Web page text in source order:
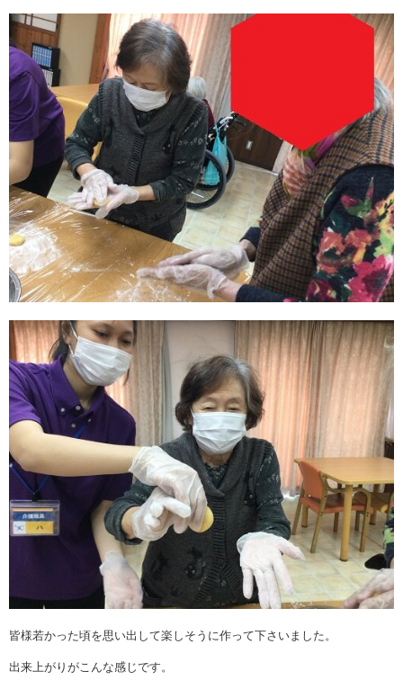
皆様若かった頃を思い出して楽しそうに作って下さいました。
出来上がりがこんな感じです。